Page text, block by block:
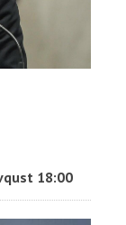
18:00